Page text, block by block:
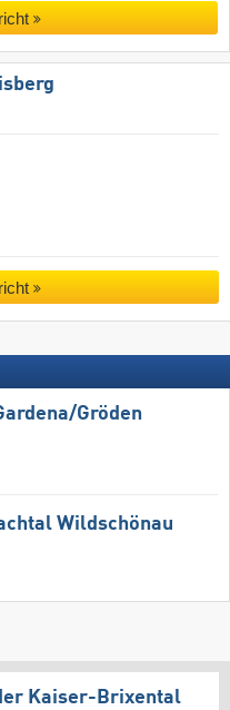
​Gröden
Wildschönau
Kaiser-Brixental